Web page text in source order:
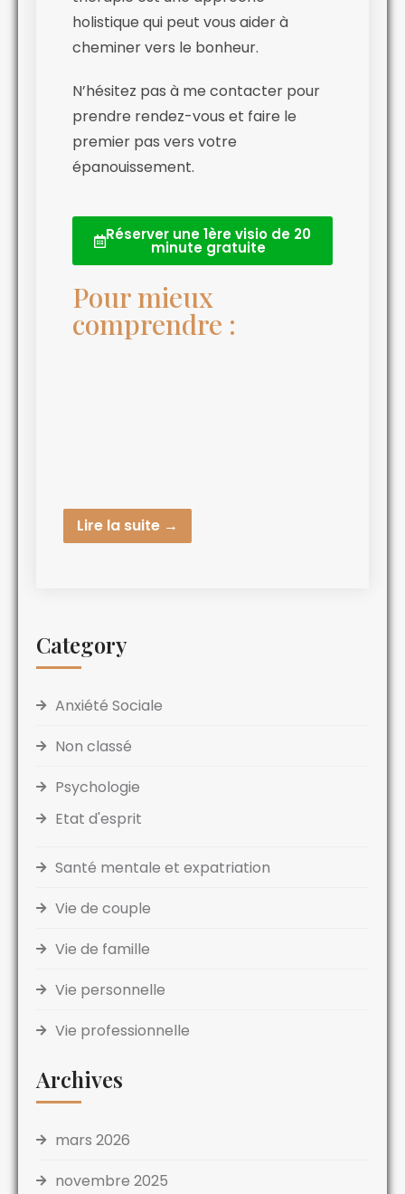
holistique qui peut vous aider à
cheminer vers le bonheur.
N’hésitez pas à me contacter pour
prendre rendez-vous et faire le
premier pas vers votre
épanouissement.
Réserver une 1ère visio de 20
minute gratuite
Pour mieux
comprendre :
Lire la suite →
Category
Anxiété Sociale
Non classé
Psychologie
Etat d'esprit
Santé mentale et expatriation
Vie de couple
Vie de famille
Vie personnelle
Vie professionnelle
Archives
mars 2026
novembre 2025